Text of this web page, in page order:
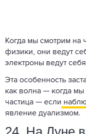
Когда мы смотрим на
физики, они ведут
электроны ведут
Эта особенность
как волна — когда
частица — если
явление дуализмом.